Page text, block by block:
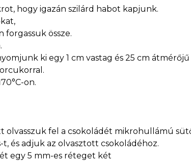
hogy igazán szilárd habot kapjunk.
forgassuk össze.
ki egy 1 cm vastag és 25 cm
on.
olvasszuk fel a csokoládét mikrohullámú
és adjuk az olvasztott csokoládéhoz.
egy 5 mm-es réteget két